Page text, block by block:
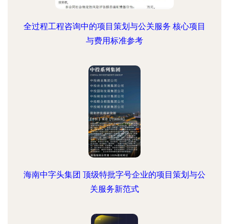
全过程工程咨询中的项目策划与公关服务 核心项目
与费用标准参考
海南中字头集团 顶级特批字号企业的项目策划与公
关服务新范式